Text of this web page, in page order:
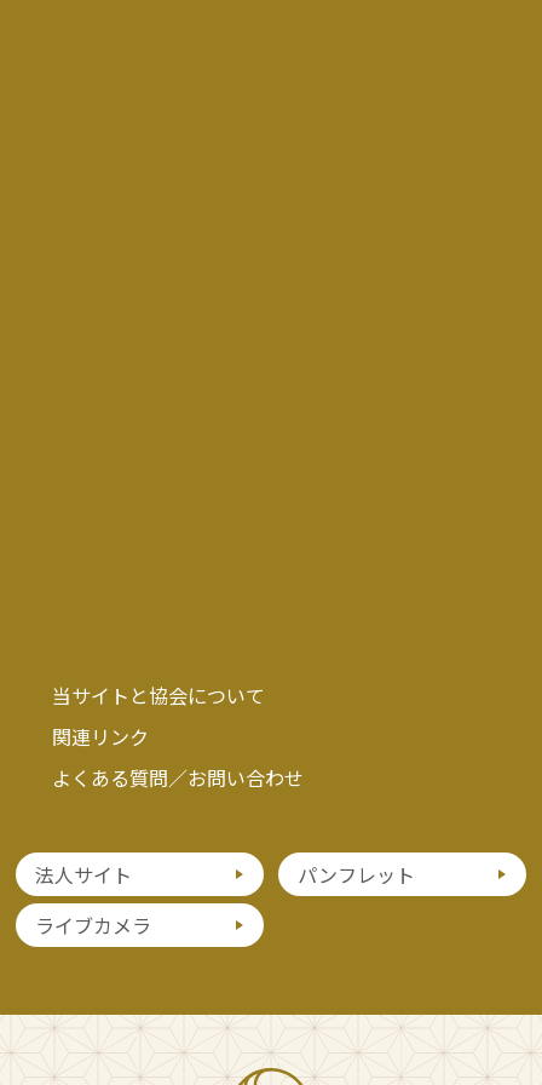
当サイトと協会について
関連リンク
よくある質問／お問い合わせ
法人サイト
パンフレット
ライブカメラ